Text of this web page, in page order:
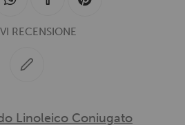
RECENSIONE
Linoleico Coniugato